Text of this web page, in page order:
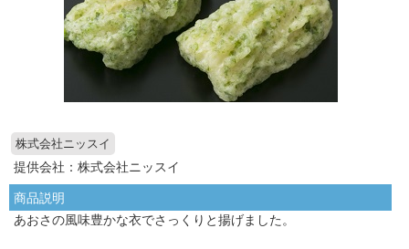
株式会社ニッスイ
提供会社：株式会社ニッスイ
商品説明
あおさの風味豊かな衣でさっくりと揚げました。